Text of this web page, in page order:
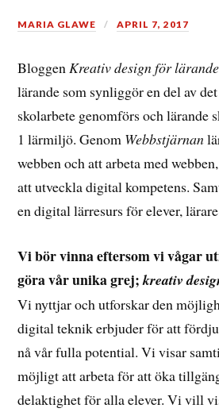
MARIA GLAWE APRIL 7, 2017
BloggenKreativ design för lärande
lärande som synliggör en del av
skolarbete genomförs och lärande
1 lärmiljö. Genom Webbstjärnan
webben och att arbeta med
att utveckla digital kompetens.
en digital lärresurs för elever,
Vi bör vinna eftersom vi vågar
göra vår unika grej;kreativ
Vi nyttjar och utforskar den
digital teknik erbjuder för att
nå vår fulla potential. Vi visar
möjligt att arbeta för att öka
delaktighet för alla elever. Vi vill